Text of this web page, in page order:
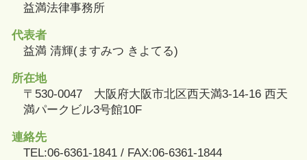
益満法律事務所
代表者
益満 清輝(ますみつ きよてる)
所在地
〒530-0047 大阪府大阪市北区西天満3-14-16 西天
満パークビル3号館10F
連絡先
TEL:06-6361-1841 / FAX:06-6361-1844